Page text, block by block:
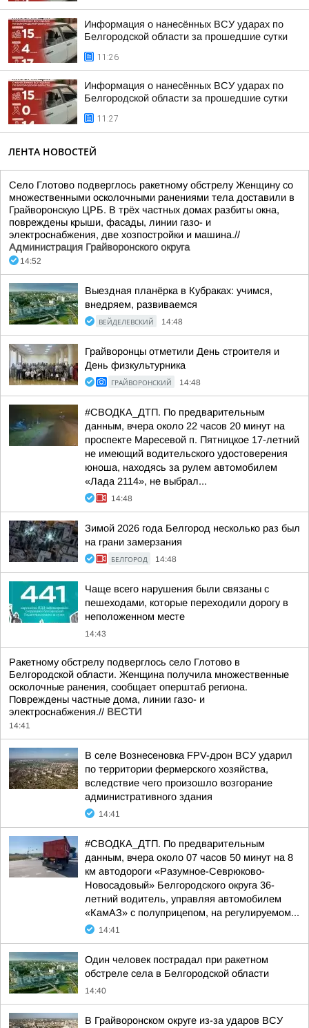
Информация о нанесённых ВСУ ударах по
Белгородской области за прошедшие сутки
11:26
Информация о нанесённых ВСУ ударах по
Белгородской области за прошедшие сутки
11:27
ЛЕНТА НОВОСТЕЙ
Село Глотово подверглось ракетному обстрелу Женщину со
множественными осколочными ранениями тела доставили в
Грайворонскую ЦРБ. В трёх частных домах разбиты окна,
повреждены крыши, фасады, линии газо- и
электроснабжения, две хозпостройки и машина.//
Администрация Грайворонского округа
14:52
Выездная планёрка в Кубраках: учимся,
внедряем, развиваемся
ВЕЙДЕЛЕВСКИЙ 14:48
Грайворонцы отметили День строителя и
День физкультурника
ГРАЙВОРОНСКИЙ 14:48
#СВОДКА_ДТП. По предварительным
данным, вчера около 22 часов 20 минут на
проспекте Маресевой п. Пятницкое 17-летний
не имеющий водительского удостоверения
юноша, находясь за рулем автомобилем
«Лада 2114», не выбрал...
14:48
Зимой 2026 года Белгород несколько раз был
на грани замерзания
БЕЛГОРОД 14:48
Чаще всего нарушения были связаны с
пешеходами, которые переходили дорогу в
неположенном месте
14:43
Ракетному обстрелу подверглось село Глотово в
Белгородской области. Женщина получила множественные
осколочные ранения, сообщает оперштаб региона.
Повреждены частные дома, линии газо- и
электроснабжения.// ВЕСТИ
14:41
В селе Вознесеновка FPV-дрон ВСУ ударил
по территории фермерского хозяйства,
вследствие чего произошло возгорание
административного здания
14:41
#СВОДКА_ДТП. По предварительным
данным, вчера около 07 часов 50 минут на 8
км автодороги «Разумное-Севрюково-
Новосадовый» Белгородского округа 36-
летний водитель, управляя автомобилем
«КамАЗ» с полуприцепом, на регулируемом...
14:41
Один человек пострадал при ракетном
обстреле села в Белгородской области
14:40
В Грайворонском округе из-за ударов ВСУ